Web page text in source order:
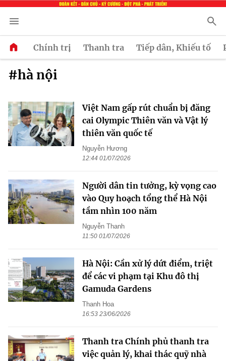
Chính trị Thanh tra Tiếp dân, Khiếu tố
#hà nội
Việt Nam gấp rút chuẩn bị đăng
cai Olympic Thiên văn và Vật lý
thiên văn quốc tế
Nguyễn Hương
12:44 01/07/2026
Người dân tin tưởng, kỳ vọng cao
vào Quy hoạch tổng thể Hà Nội
tầm nhìn 100 năm
Nguyễn Thanh
11:50 01/07/2026
Hà Nội: Cần xử lý dứt điểm, triệt
để các vi phạm tại Khu đô thị
Gamuda Gardens
Thanh Hoa
16:53 23/06/2026
Thanh tra Chính phủ thanh tra
việc quản lý, khai thác quỹ nhà